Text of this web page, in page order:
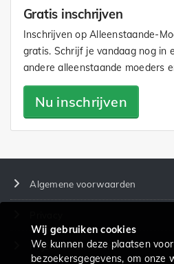
Gratis inschrijven
Inschrijven op Alleenstaande-
gratis. Schrijf je vandaag nog in
andere alleenstaande moeders
Nu inschrijven
Algemene voorwaarden
Prijzen en diensten
Wij gebruiken cookies
We kunnen deze plaatsen
bezoekersgegevens, om onze